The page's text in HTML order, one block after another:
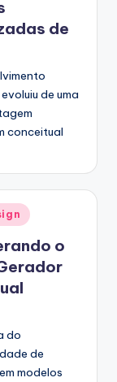
de
de uma
conceitual
o
do
de
modelos